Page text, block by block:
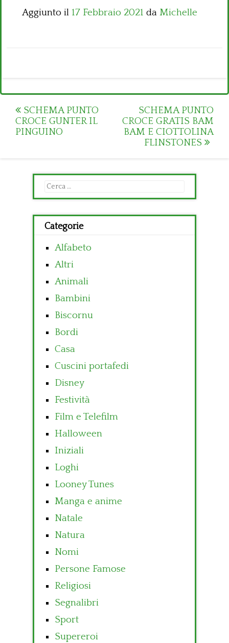
Aggiunto il 17 Febbraio 2021 da Michelle
Post
navigation
SCHEMA PUNTO
CROCE GUNTER IL
PINGUINO
SCHEMA PUNTO
CROCE GRATIS BAM
BAM E CIOTTOLINA
FLINSTONES
Ricerca
per:
Categorie
Alfabeto
Altri
Animali
Bambini
Biscornu
Bordi
Casa
Cuscini portafedi
Disney
Festività
Film e Telefilm
Halloween
Iniziali
Loghi
Looney Tunes
Manga e anime
Natale
Natura
Nomi
Persone Famose
Religiosi
Segnalibri
Sport
Supereroi